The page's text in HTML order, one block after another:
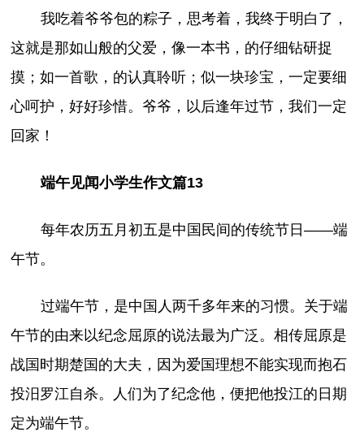
我吃着爷爷包的粽子，思考着，我终于明白了，
这就是那如山般的父爱，像一本书，的仔细钻研捉
摸；如一首歌，的认真聆听；似一块珍宝，一定要细
心呵护，好好珍惜。爷爷，以后逢年过节，我们一定
回家！
端午见闻小学生作文篇13
每年农历五月初五是中国民间的传统节日——端
午节。
过端午节，是中国人两千多年来的习惯。关于端
午节的由来以纪念屈原的说法最为广泛。相传屈原是
战国时期楚国的大夫，因为爱国理想不能实现而抱石
投汨罗江自杀。人们为了纪念他，便把他投江的日期
定为端午节。